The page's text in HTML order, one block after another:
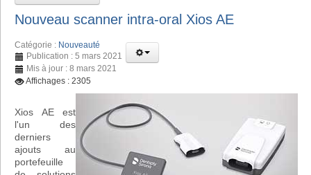
Nouveau scanner intra-oral Xios AE
Catégorie : Nouveauté
Publication : 5 mars 2021
Mis à jour : 8 mars 2021
Affichages : 2305
Xios AE est
l'un des
derniers
ajouts au
portefeuille